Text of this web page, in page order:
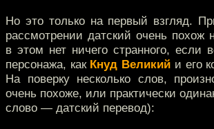
Но это только на первый взгляд.
рассмотрении датский очень похож
в этом нет ничего странного, если
персонажа, как Кнуд Великий и его
На поверку несколько слов,
очень похоже, или практически
слово — датский перевод):